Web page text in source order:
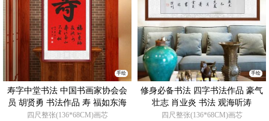
手绘
寿字中堂书法 中国书画家协会会
员 胡贤勇 书法作品 寿 福如东海
寿比南山
四尺整张(136*68CM)画芯
手绘
修身必备书法 四字书法作品 豪气
壮志 肖业炎 书法 观海听涛
四尺整张(136*68CM)画芯